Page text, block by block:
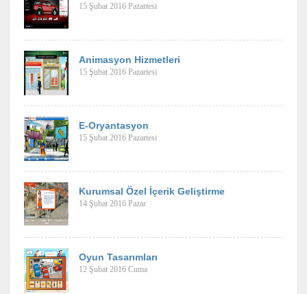
15 Şubat 2016 Pazartesi
Animasyon Hizmetleri
15 Şubat 2016 Pazartesi
E-Oryantasyon
15 Şubat 2016 Pazartesi
Kurumsal Özel İçerik Geliştirme
14 Şubat 2016 Pazar
Oyun Tasarımları
12 Şubat 2016 Cuma